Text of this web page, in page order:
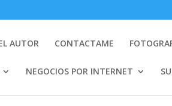
AUTOR CONTACTAME
NEGOCIOS POR INTERNET